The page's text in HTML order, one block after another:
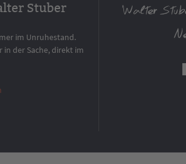
Stuber
im Unruhestand.
in der Sache, direkt im
Walter